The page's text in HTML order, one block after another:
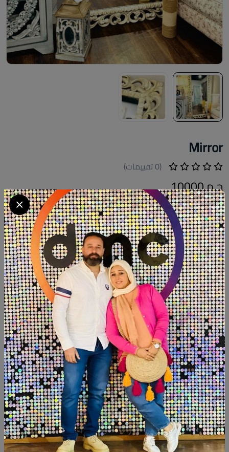
Mirror
(0 تقييمات)
ج.م 10000
Available now . Size:meter ×200cm
كود المنتج:MIR.Fh04
التوافر:غير متاح
تصنيف:فلوري هوم
شارك:
وصف
التقييمات (0)
Available now
Size:meter ×200cm
منتجات شبيهة
خصم
جديد
خصم
جديد